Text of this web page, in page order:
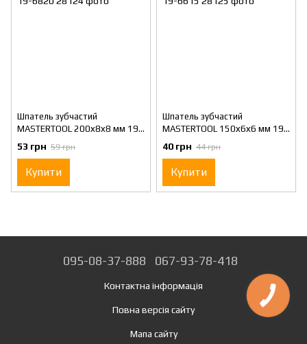
Шпатель зубчастий
MASTERTOOL 200х8х8 мм 19-
6820
53 грн 59 грн
Купити
Шпатель зубчастий
MASTERTOOL 150х6х6 мм 19-
6615
40 грн 44 грн
Купити
095-08-37-888 067-93-78-418
Контактна інформація
Повна версія сайту
Мапа сайту